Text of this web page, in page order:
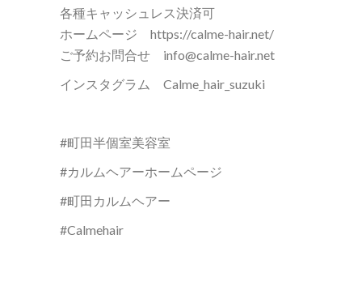
各種キャッシュレス決済可
ホームページ https://calme-hair.net/
ご予約お問合せ info@calme-hair.net
インスタグラム Calme_hair_suzuki
#町田半個室美容室
#カルムヘアーホームページ
#町田カルムヘアー
#Calmehair